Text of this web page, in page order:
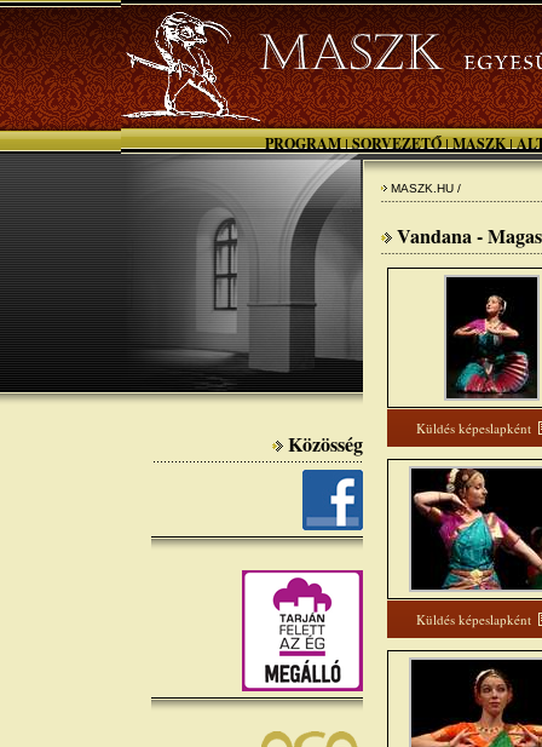
PROGRAM | SORVEZETŐ | MASZK |
Közösség
MASZK.HU /
Vandana -
Küldés képeslapként
Küldés képeslapként